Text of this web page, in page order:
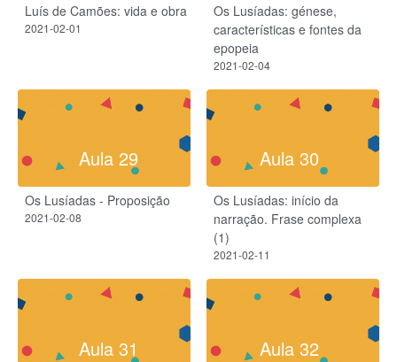
Luís de Camões: vida e obra
2021-02-01
Os Lusíadas: génese,
características e fontes da
epopeia
2021-02-04
Aula 29
Os Lusíadas - Proposição
2021-02-08
Aula 30
Os Lusíadas: início da
narração.​ Frase complexa
(1)
2021-02-11
Aula 31 Aula 32